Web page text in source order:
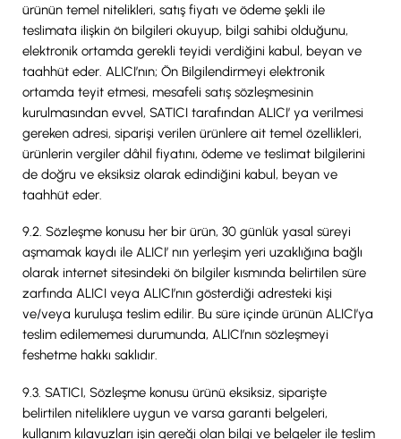
ürünün temel nitelikleri, satış fiyatı ve ödeme şekli ile
teslimata ilişkin ön bilgileri okuyup, bilgi sahibi olduğunu,
elektronik ortamda gerekli teyidi verdiğini kabul, beyan ve
taahhüt eder. ALICI’nın; Ön Bilgilendirmeyi elektronik
ortamda teyit etmesi, mesafeli satış sözleşmesinin
kurulmasından evvel, SATICI tarafından ALICI’ ya verilmesi
gereken adresi, siparişi verilen ürünlere ait temel özellikleri,
ürünlerin vergiler dâhil fiyatını, ödeme ve teslimat bilgilerini
de doğru ve eksiksiz olarak edindiğini kabul, beyan ve
taahhüt eder.
9.2. Sözleşme konusu her bir ürün, 30 günlük yasal süreyi
aşmamak kaydı ile ALICI’ nın yerleşim yeri uzaklığına bağlı
olarak internet sitesindeki ön bilgiler kısmında belirtilen süre
zarfında ALICI veya ALICI’nın gösterdiği adresteki kişi
ve/veya kuruluşa teslim edilir. Bu süre içinde ürünün ALICI’ya
teslim edilememesi durumunda, ALICI’nın sözleşmeyi
feshetme hakkı saklıdır.
9.3. SATICI, Sözleşme konusu ürünü eksiksiz, siparişte
belirtilen niteliklere uygun ve varsa garanti belgeleri,
kullanım kılavuzları işin gereği olan bilgi ve belgeler ile teslim